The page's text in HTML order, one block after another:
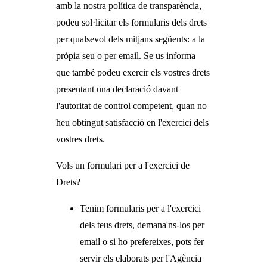
amb la nostra política de transparència,
podeu sol·licitar els formularis dels drets
per qualsevol dels mitjans següents: a la
pròpia seu o per email. Se us informa
que també podeu exercir els vostres drets
presentant una declaració davant
l'autoritat de control competent, quan no
heu obtingut satisfacció en l'exercici dels
vostres drets.
Vols un formulari per a l'exercici de
Drets?
Tenim formularis per a l'exercici
dels teus drets, demana'ns-los per
email o si ho prefereixes, pots fer
servir els elaborats per l'Agència